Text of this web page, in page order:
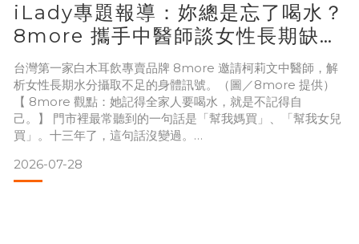
iLady專題報導：妳總是忘了喝水？
8more 攜手中醫師談女性長期缺水
的身體警訊
台灣第一家白木耳飲專賣品牌 8more 邀請柯莉文中醫師，解
析女性長期水分攝取不足的身體訊號。（圖／8more 提供）
【 8more 觀點：她記得全家人要喝水，就是不記得自
己。】 門市裡最常聽到的一句話是「幫我媽買」、「幫我女兒
買」。十三年了，這句話沒變過。
我後來才慢慢看懂，那不是客氣，是習慣。一個女人一天要顧
的事情太多，行事曆上排滿了別人，自己那一格永遠是空的。
2026-07-28